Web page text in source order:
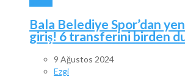
Bala Belediye Spor’dan
giriş! 6 transferini birden
9 Ağustos 2024
Ezgi